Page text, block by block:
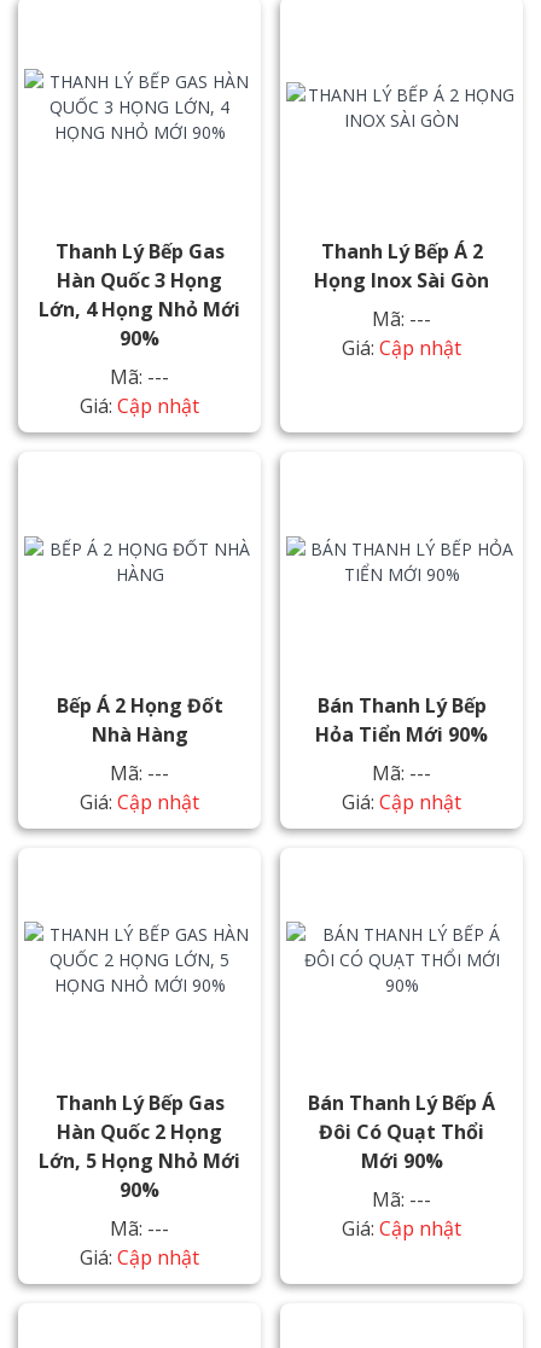
Thanh Lý Bếp Gas
Hàn Quốc 3 Họng
Lớn, 4 Họng Nhỏ Mới
90%
Mã: ---
Giá: Cập nhật
Thanh Lý Bếp Á 2
Họng Inox Sài Gòn
Mã: ---
Giá: Cập nhật
Bếp Á 2 Họng Đốt
Nhà Hàng
Mã: ---
Giá: Cập nhật
Bán Thanh Lý Bếp
Hỏa Tiển Mới 90%
Mã: ---
Giá: Cập nhật
Thanh Lý Bếp Gas
Hàn Quốc 2 Họng
Lớn, 5 Họng Nhỏ Mới
90%
Mã: ---
Giá: Cập nhật
Bán Thanh Lý Bếp Á
Đôi Có Quạt Thổi
Mới 90%
Mã: ---
Giá: Cập nhật